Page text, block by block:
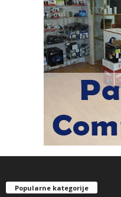
Popularne kategorije